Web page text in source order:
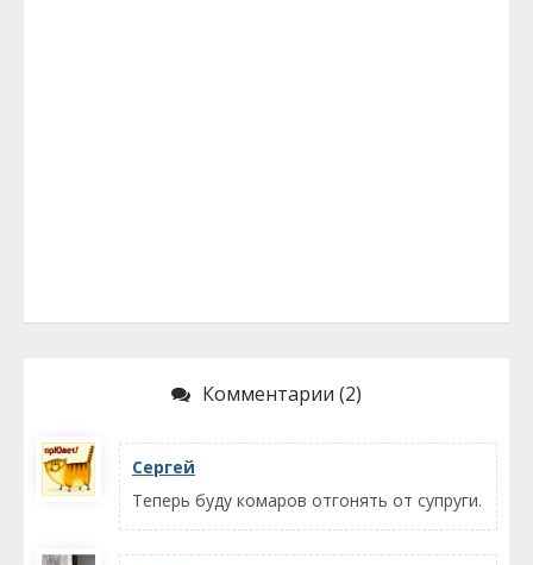
Комментарии (2)
Сергей
Теперь буду комаров отгонять от супруги.